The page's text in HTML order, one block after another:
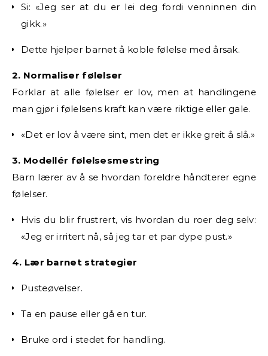
Si: «Jeg ser at du er lei deg fordi venninnen din
gikk.»
Dette hjelper barnet å koble følelse med årsak.
2. Normaliser følelser
Forklar at alle følelser er lov, men at handlingene
man gjør i følelsens kraft kan være riktige eller gale.
«Det er lov å være sint, men det er ikke greit å slå.»
3. Modellér følelsesmestring
Barn lærer av å se hvordan foreldre håndterer egne
følelser.
Hvis du blir frustrert, vis hvordan du roer deg selv:
«Jeg er irritert nå, så jeg tar et par dype pust.»
4. Lær barnet strategier
Pusteøvelser.
Ta en pause eller gå en tur.
Bruke ord i stedet for handling.